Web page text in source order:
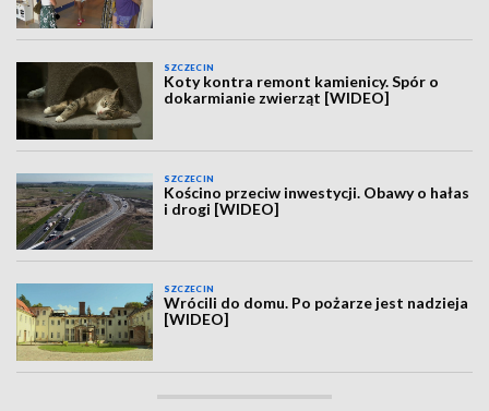
SZCZECIN
Koty kontra remont kamienicy. Spór o
dokarmianie zwierząt [WIDEO]
SZCZECIN
Kościno przeciw inwestycji. Obawy o hałas
i drogi [WIDEO]
SZCZECIN
Wrócili do domu. Po pożarze jest nadzieja
[WIDEO]